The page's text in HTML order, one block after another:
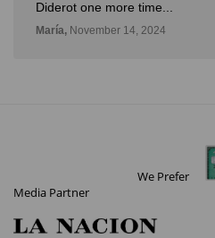
Deli,
We Prefer
Media Partner